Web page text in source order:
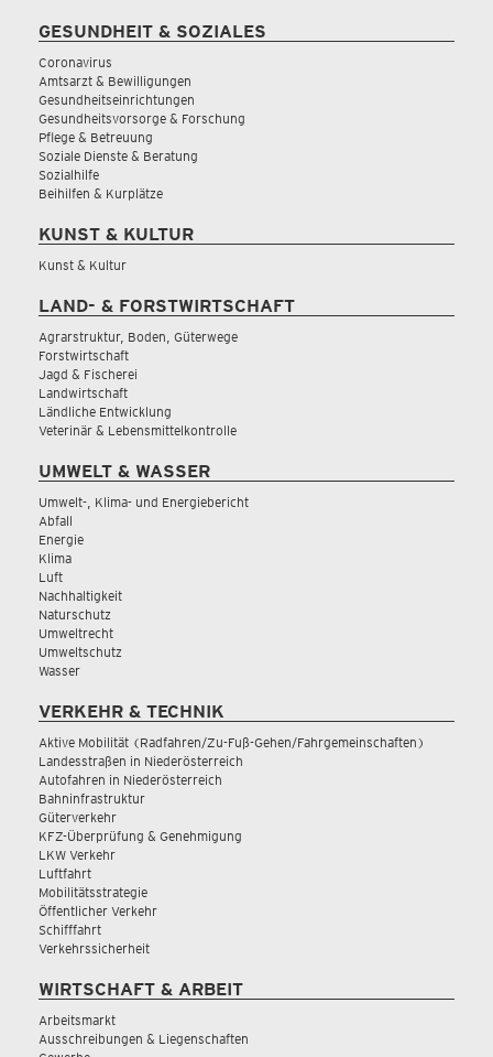
GESUNDHEIT & SOZIALES
Coronavirus
Amtsarzt & Bewilligungen
Gesundheitseinrichtungen
Gesundheitsvorsorge & Forschung
Pflege & Betreuung
Soziale Dienste & Beratung
Sozialhilfe
Beihilfen & Kurplätze
KUNST & KULTUR
Kunst & Kultur
LAND- & FORSTWIRTSCHAFT
Agrarstruktur, Boden, Güterwege
Forstwirtschaft
Jagd & Fischerei
Landwirtschaft
Ländliche Entwicklung
Veterinär & Lebensmittelkontrolle
UMWELT & WASSER
Umwelt-, Klima- und Energiebericht
Abfall
Energie
Klima
Luft
Nachhaltigkeit
Naturschutz
Umweltrecht
Umweltschutz
Wasser
VERKEHR & TECHNIK
Aktive Mobilität (Radfahren/Zu-Fuß-Gehen/Fahrgemeinschaften)
Landesstraßen in Niederösterreich
Autofahren in Niederösterreich
Bahninfrastruktur
Güterverkehr
KFZ-Überprüfung & Genehmigung
LKW Verkehr
Luftfahrt
Mobilitätsstrategie
Öffentlicher Verkehr
Schifffahrt
Verkehrssicherheit
WIRTSCHAFT & ARBEIT
Arbeitsmarkt
Ausschreibungen & Liegenschaften